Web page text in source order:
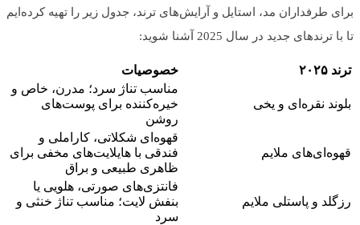
برای طرفداران مد، استایل و آرایش‌های ترند، جدول زیر را تهیه کرده‌ایم
تا با ترندهای جدید در سال 2025 آشنا شوید:
ترند ۲۰۲۵ خصوصیات
بلوند نقره‌ای و یخی
مناسب تناژ سرد؛ مدرن، خاص و
خیره‌کننده برای پوست‌های
روشن
قهوه‌ای‌های ملایم
قهوه‌ای شکلاتی، کاراملی و
فندقی با هایلایت‌های مخفی برای
ظاهری طبیعی و براق
رزگلد و پاستلی ملایم
فانتزی‌های صورتی، هلویی یا
بنفش لایت؛ مناسب تناژ خنثی و
سرد